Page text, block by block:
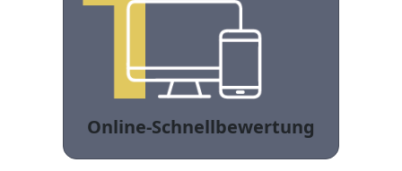
Online-Schnellbewertung